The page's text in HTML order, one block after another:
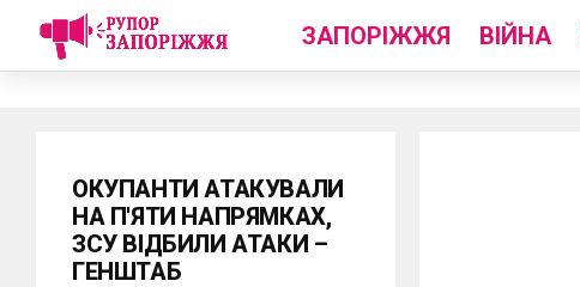
ЗАПОРІЖЖЯ ВІЙНА
ОКУПАНТИ АТАКУВАЛИ
НА П'ЯТИ НАПРЯМКАХ,
ЗСУ ВІДБИЛИ АТАКИ –
ГЕНШТАБ